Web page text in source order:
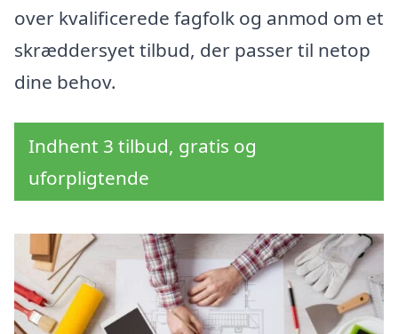
over kvalificerede fagfolk og anmod om et
skræddersyet tilbud, der passer til netop
dine behov.
Indhent 3 tilbud, gratis og
uforpligtende